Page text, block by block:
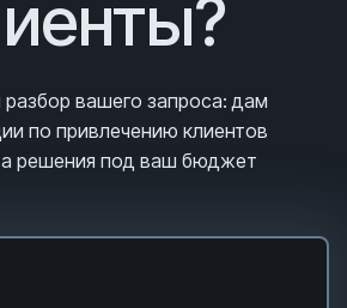
вашего запроса: дам
по привлечению клиентов
решения под ваш бюджет